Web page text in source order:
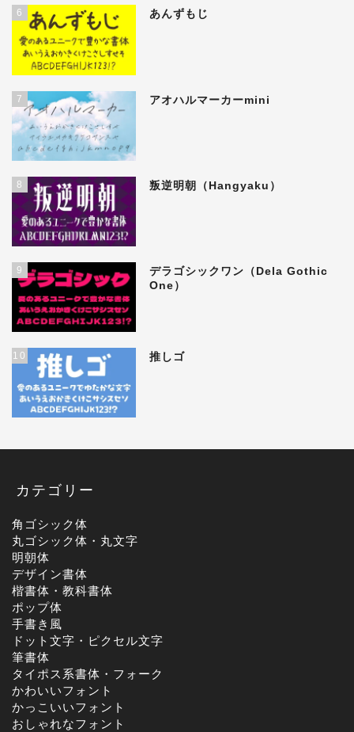
6 あんずもじ
7 アオハルマーカーmini
8 叛逆明朝（Hangyaku）
9
デラゴシックワン（Dela Gothic
One）
10 推しゴ
カテゴリー
角ゴシック体
丸ゴシック体・丸文字
明朝体
デザイン書体
楷書体・教科書体
ポップ体
手書き風
ドット文字・ピクセル文字
筆書体
タイポス系書体・フォーク
かわいいフォント
かっこいいフォント
おしゃれなフォント